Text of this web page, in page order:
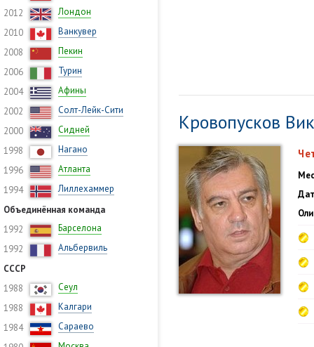
2012
Лондон
2010
Ванкувер
2008
Пекин
2006
Турин
2004
Афины
2002
Солт-Лейк-Сити
2000
Сидней
1998
Нагано
1996
Атланта
1994
Лиллехаммер
Объединённая команда
1992
Барселона
1992
Альбервиль
СССР
1988
Сеул
1988
Калгари
1984
Сараево
Кровопусков